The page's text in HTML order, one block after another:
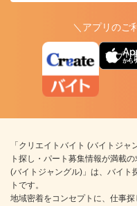
＼アプリのご
アプリ
「クリエイトバイト (バイトジ
ト探し・パート募集情報が満載
(バイトジャングル)」は、バイト
トです。
地域密着をコンセプトに、仕事